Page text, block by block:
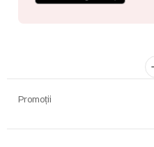
Promoții